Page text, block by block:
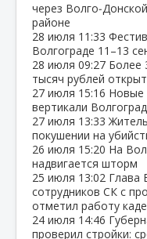
через
районе
28 июля 11:33
Волгограде 11–13
28 июля 09:27 Более
тысяч рублей
27 июля 15:16 Новые
вертикали
27 июля 13:33
покушении на
26 июля 15:20 На
надвигается шторм
25 июля 13:02 Глава
сотрудников СК с
отметил работу
24 июля 14:46
проверил стройки: